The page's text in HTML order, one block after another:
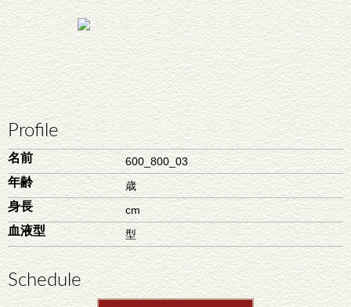
Profile
名前 600_800_03
年齢 歳
身長 cm
血液型 型
Schedule